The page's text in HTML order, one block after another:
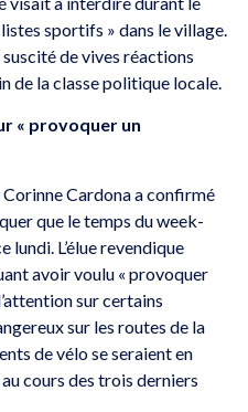
sportifs » dans le village.
de vives réactions
de la classe politique locale.
« provoquer un
Cardona a confirmé
que le temps du week-
lundi. L’élue revendique
avoir voulu « provoquer
sur certains
sur les routes de la
de vélo se seraient en
cours des trois derniers